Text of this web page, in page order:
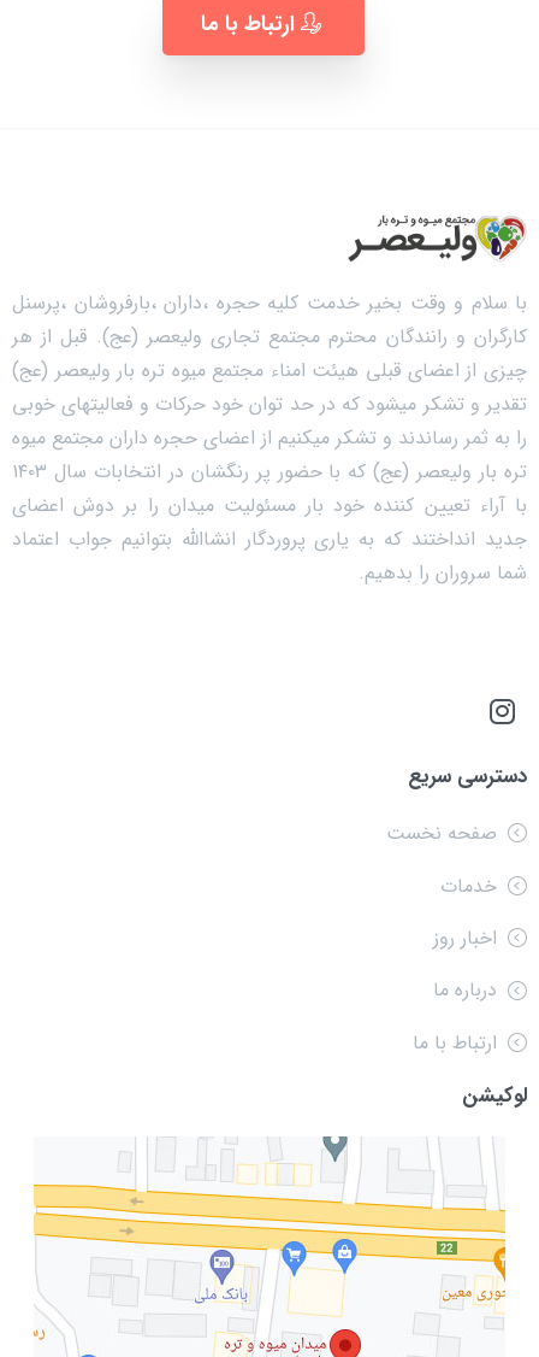
ارتباط با ما
با سلام و وقت بخیر خدمت کلیه حجره ،داران ،بارفروشان ،پرسنل
کارگران و رانندگان محترم مجتمع تجاری ولیعصر (عج). قبل از هر
چیزی از اعضای قبلی هیئت امناء مجتمع میوه تره بار ولیعصر (عج)
تقدیر و تشکر میشود که در حد توان خود حرکات و فعالیتهای خوبی
را به ثمر رساندند و تشکر میکنیم از اعضای حجره داران مجتمع میوه
تره بار ولیعصر (عج) که با حضور پر رنگشان در انتخابات سال ۱۴۰۳
با آراء تعیین کننده خود بار مسئولیت میدان را بر دوش اعضای
جدید انداختند که به یاری پروردگار انشاالله بتوانیم جواب اعتماد
شما سروران را بدهیم.
دسترسی سریع
صفحه نخست
خدمات
اخبار روز
درباره ما
ارتباط با ما
لوکیشن